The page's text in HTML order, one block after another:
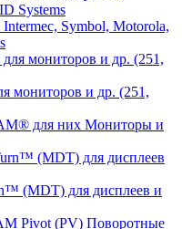
Symbol, Motorola,
мониторов и др. (251,
Мониторы и
(MDT) для дисплеев и
Поворотные